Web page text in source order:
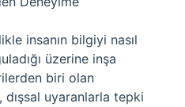
insanın bilgiyi nasıl
üzerine inşa
biri olan
dışsal uyaranlarla tepki